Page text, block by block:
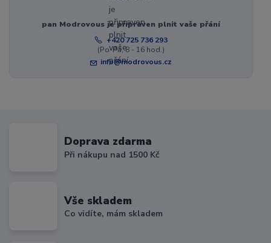
pan Modrovous je připraven plnit vaše přání
+420 725 736 293
(Po-Pá, 8 - 16 hod.)
info@modrovous.cz
Doprava zdarma
Při nákupu nad 1500 Kč
Vše skladem
Co vidíte, mám skladem